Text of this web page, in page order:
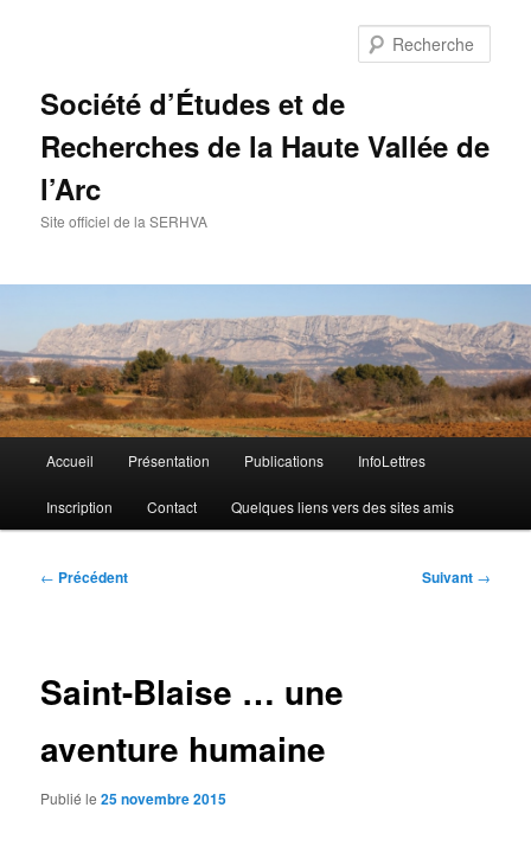
Société d’Études et de
Recherches de la Haute Vallée de
l’Arc
Site officiel de la SERHVA
principal
Accueil Présentation Publications InfoLettres
Inscription Contact Quelques liens vers des sites amis
Navigation
← Précédent Suivant →
Saint-Blaise … une
aventure humaine
Publié le25 novembre 2015